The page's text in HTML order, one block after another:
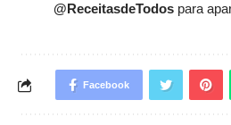
@ReceitasdeTodospara
Facebook